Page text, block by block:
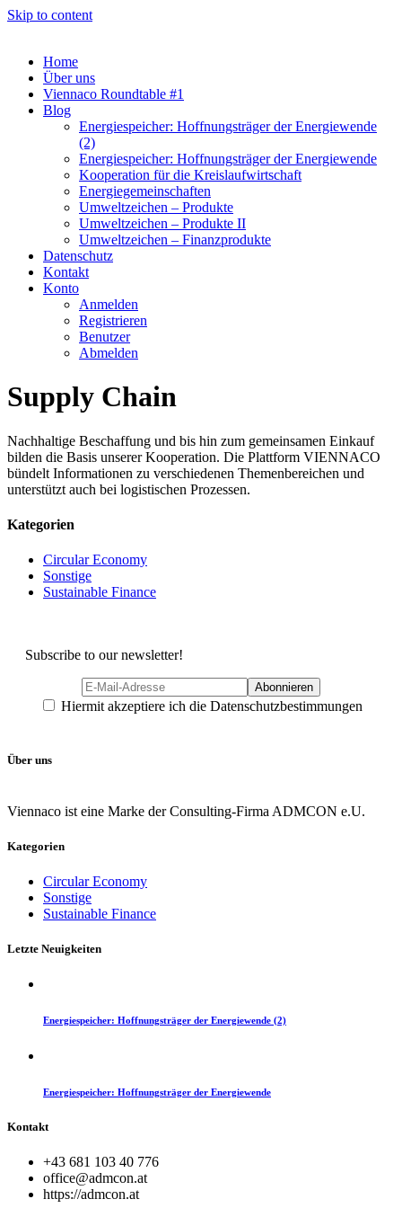
Skip to content
Home
Über uns
Viennaco Roundtable #1
Blog
Energiespeicher: Hoffnungsträger der Energiewende
(2)
Energiespeicher: Hoffnungsträger der Energiewende
Kooperation für die Kreislaufwirtschaft
Energiegemeinschaften
Umweltzeichen – Produkte
Umweltzeichen – Produkte II
Umweltzeichen – Finanzprodukte
Datenschutz
Kontakt
Konto
Anmelden
Registrieren
Benutzer
Abmelden
Supply Chain
Nachhaltige Beschaffung und bis hin zum gemeinsamen Einkauf
bilden die Basis unserer Kooperation. Die Plattform VIENNACO
bündelt Informationen zu verschiedenen Themenbereichen und
unterstützt auch bei logistischen Prozessen.
Kategorien
Circular Economy
Sonstige
Sustainable Finance
Subscribe to our newsletter!
Hiermit akzeptiere ich die Datenschutzbestimmungen
Über uns
Viennaco ist eine Marke der Consulting-Firma ADMCON e.U.
Kategorien
Circular Economy
Sonstige
Sustainable Finance
Letzte Neuigkeiten
Energiespeicher: Hoffnungsträger der Energiewende (2)
Energiespeicher: Hoffnungsträger der Energiewende
Kontakt
+43 681 103 40 776
office@admcon.at
https://admcon.at